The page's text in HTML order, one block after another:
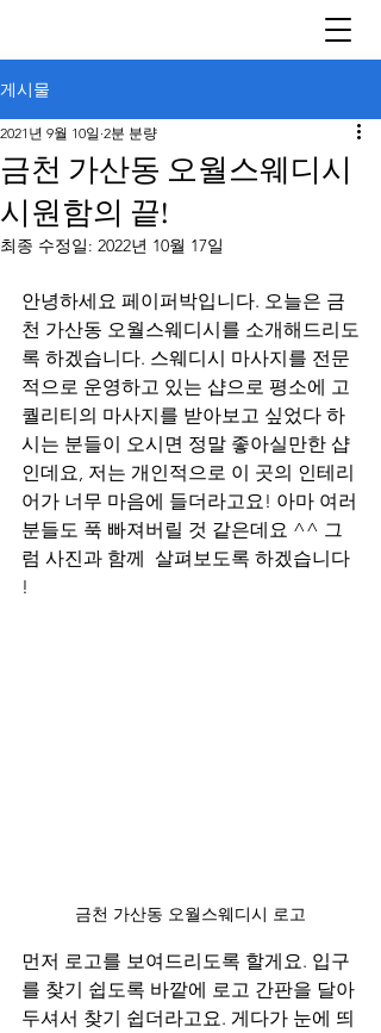
게시물
금천 가산동 오월스웨디시
시원함의 끝!
2021년 9월 10일 2분 분량
최종 수정일: 2022년 10월 17일
안녕하세요 페이퍼박입니다. 오늘은 금
천 가산동 오월스웨디시를 소개해드리도
록 하겠습니다. 스웨디시 마사지를 전문
적으로 운영하고 있는 샵으로 평소에 고
퀄리티의 마사지를 받아보고 싶었다 하
시는 분들이 오시면 정말 좋아실만한 샵
인데요, 저는 개인적으로 이 곳의 인테리
어가 너무 마음에 들더라고요! 아마 여러
분들도 푹 빠져버릴 것 같은데요 ^^ 그
럼 사진과 함께  살펴보도록 하겠습니다
!
금천 가산동 오월스웨디시 로고
먼저 로고를 보여드리도록 할게요. 입구
를 찾기 쉽도록 바깥에 로고 간판을 달아
두셔서 찾기 쉽더라고요. 게다가 눈에 띄